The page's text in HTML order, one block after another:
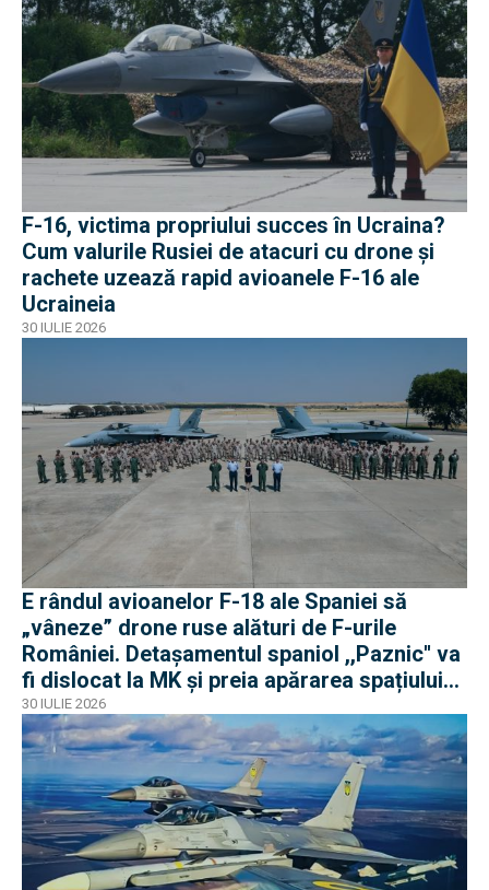
F-16, victima propriului succes în Ucraina?
Cum valurile Rusiei de atacuri cu drone și
rachete uzează rapid avioanele F-16 ale
Ucraineia
30 IULIE 2026
E rândul avioanelor F-18 ale Spaniei să
„vâneze” drone ruse alături de F-urile
României. Detașamentul spaniol ,,Paznic'' va
fi dislocat la MK și preia apărarea spațiului
aerian românesc
30 IULIE 2026